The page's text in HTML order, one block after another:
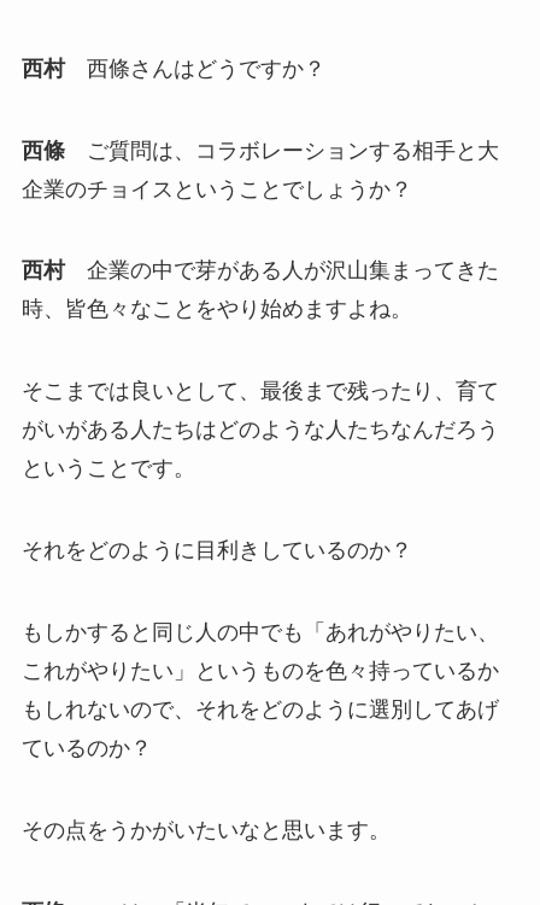
西村西條さんはどうですか？
西條ご質問は、コラボレーションする相手と大
企業のチョイスということでしょうか？
西村企業の中で芽がある人が沢山集まってきた
時、皆色々なことをやり始めますよね。
そこまでは良いとして、最後まで残ったり、育て
がいがある人たちはどのような人たちなんだろう
ということです。
それをどのように目利きしているのか？
もしかすると同じ人の中でも「あれがやりたい、
これがやりたい」というものを色々持っているか
もしれないので、それをどのように選別してあげ
ているのか？
その点をうかがいたいなと思います。